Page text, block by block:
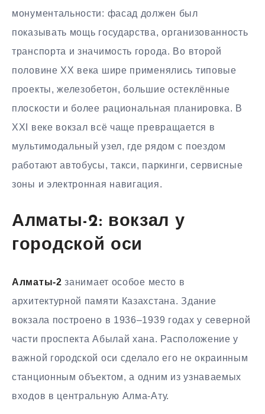
монументальности: фасад должен был
показывать мощь государства, организованность
транспорта и значимость города. Во второй
половине XX века шире применялись типовые
проекты, железобетон, большие остеклённые
плоскости и более рациональная планировка. В
XXI веке вокзал всё чаще превращается в
мультимодальный узел, где рядом с поездом
работают автобусы, такси, паркинги, сервисные
зоны и электронная навигация.
Алматы-2: вокзал у
городской оси
Алматы-2 занимает особое место в
архитектурной памяти Казахстана. Здание
вокзала построено в 1936–1939 годах у северной
части проспекта Абылай хана. Расположение у
важной городской оси сделало его не окраинным
станционным объектом, а одним из узнаваемых
входов в центральную Алма-Ату.